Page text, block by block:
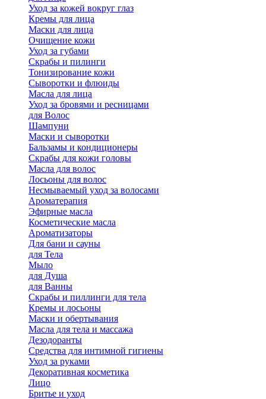
Уход за кожей вокруг глаз
Кремы для лица
Маски для лица
Очищение кожи
Уход за губами
Скрабы и пилинги
Тонизирование кожи
Сыворотки и флюиды
Масла для лица
Уход за бровями и ресницами
для Волос
Шампуни
Маски и сыворотки
Бальзамы и кондиционеры
Скрабы для кожи головы
Масла для волос
Лосьоны для волос
Несмываемый уход за волосами
Ароматерапия
Эфирные масла
Косметические масла
Ароматизаторы
Для бани и сауны
для Тела
Мыло
для Душа
для Ванны
Скрабы и пиллинги для тела
Кремы и лосьоны
Маски и обертывания
Масла для тела и массажа
Дезодоранты
Средства для интимной гигиены
Уход за руками
Декоративная косметика
Лицо
Бритье и уход